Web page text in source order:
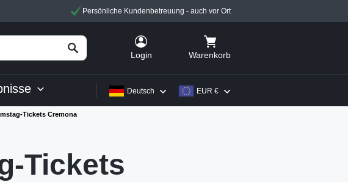
Persönliche Kundenbetreuung - auch vor Ort
Login Warenkorb
EUR €
Deutsch
Tickets Cremona
Tickets